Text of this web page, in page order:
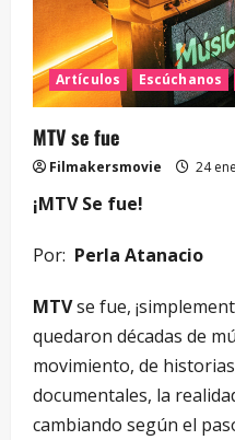
Artículos Escúchanos
MTV se fue
Filmakersmovie 24
¡MTV Se fue!
Por: Perla Atanacio
MTVse fue,
quedaron décadas de
movimiento, de
documentales, la
cambiando según el